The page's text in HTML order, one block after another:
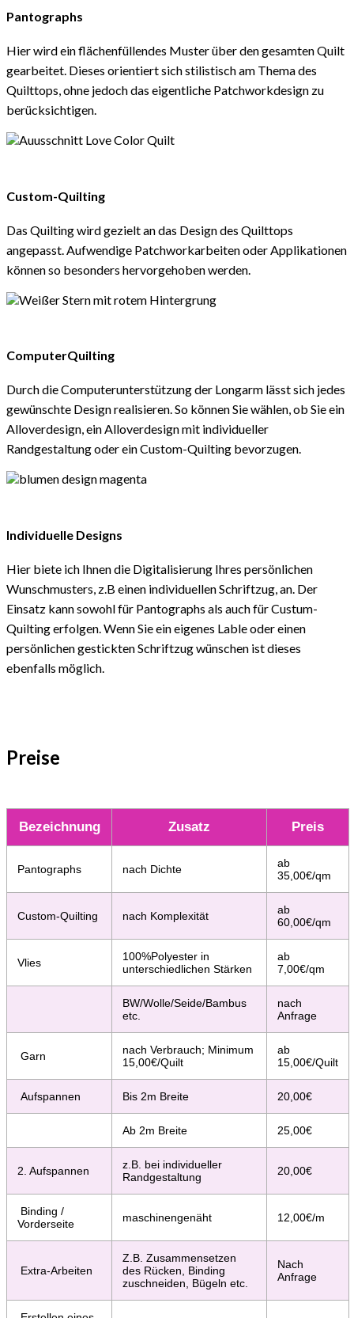
Pantographs
Hier wird ein flächenfüllendes Muster über den gesamten Quilt
gearbeitet. Dieses orientiert sich stilistisch am Thema des
Quilttops, ohne jedoch das eigentliche Patchworkdesign zu
berücksichtigen.
Custom-Quilting
Das Quilting wird gezielt an das Design des Quilttops
angepasst. Aufwendige Patchworkarbeiten oder Applikationen
können so besonders hervorgehoben werden.
ComputerQuilting
Durch die Computerunterstützung der Longarm lässt sich jedes
gewünschte Design realisieren. So können Sie wählen, ob Sie ein
Alloverdesign, ein Alloverdesign mit individueller
Randgestaltung oder ein Custom-Quilting bevorzugen.
Individuelle Designs
Hier biete ich Ihnen die Digitalisierung Ihres persönlichen
Wunschmusters, z.B einen individuellen Schriftzug, an. Der
Einsatz kann sowohl für Pantographs als auch für Custum-
Quilting erfolgen. Wenn Sie ein eigenes Lable oder einen
persönlichen gestickten Schriftzug wünschen ist dieses
ebenfalls möglich.
Preise
Bezeichnung Zusatz Preis
Pantographs nach Dichte
ab
35,00€/qm
Custom-Quilting nach Komplexität
ab
60,00€/qm
Vlies
100%Polyester in
unterschiedlichen Stärken
ab
7,00€/qm
BW/Wolle/Seide/Bambus
etc.
nach
Anfrage
Garn
nach Verbrauch; Minimum
15,00€/Quilt
ab
15,00€/Quilt
Aufspannen Bis 2m Breite 20,00€
Ab 2m Breite 25,00€
2. Aufspannen
z.B. bei individueller
Randgestaltung
20,00€
Binding /
Vorderseite
maschinengenäht 12,00€/m
Extra-Arbeiten
Z.B. Zusammensetzen
des Rücken, Binding
zuschneiden, Bügeln etc.
Nach
Anfrage